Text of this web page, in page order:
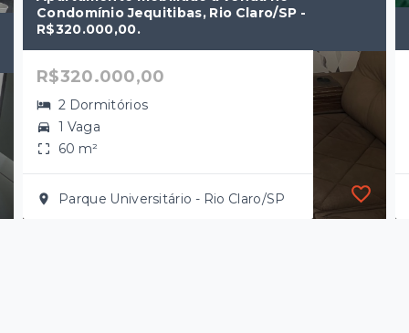
Condomínio Jequitibas, Rio Claro/SP -
R$320.000,00.
R$320.000,00
2 Dormitórios
1 Vaga
60 m²
Parque Universitário - Rio Claro/SP